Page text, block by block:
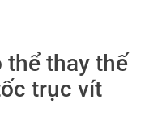
thể thay thế
trục vít